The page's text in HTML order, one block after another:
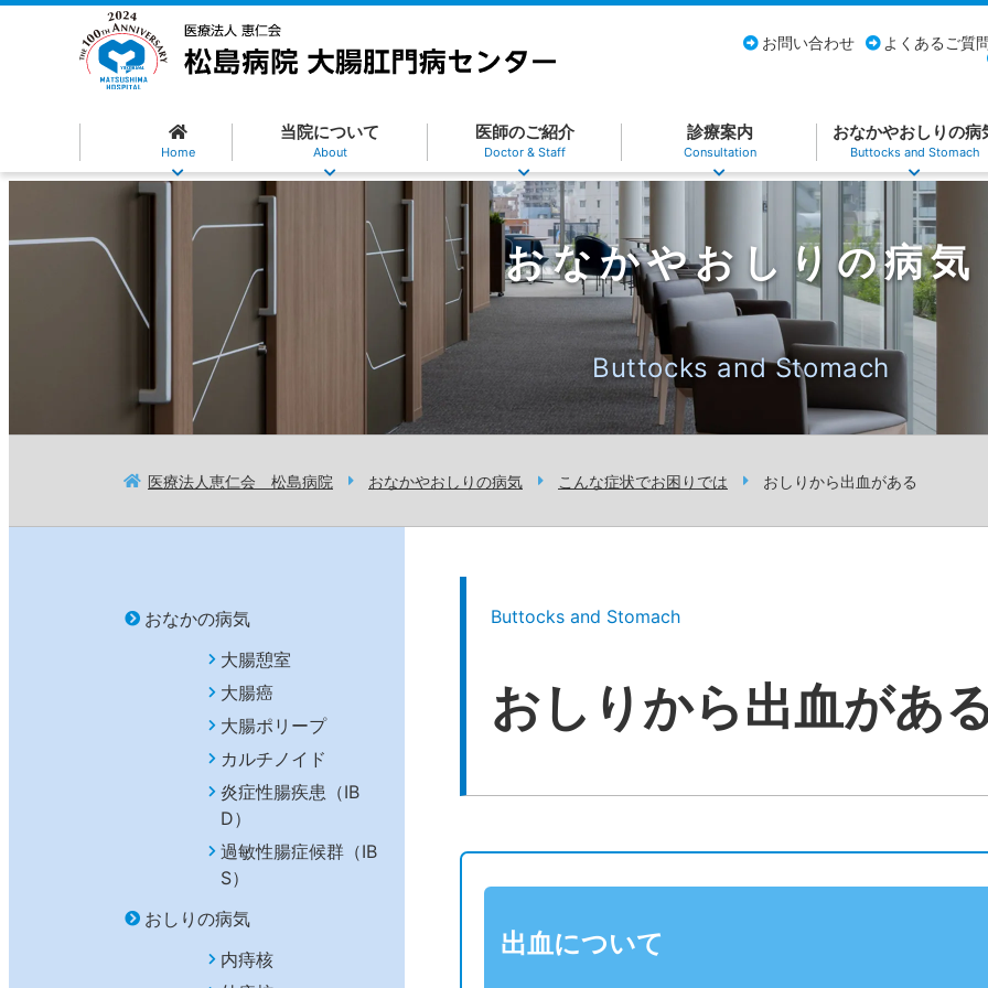
お問い合わせ よくあるご質
Home
当院について
About
医師のご紹介
Doctor & Staff
診療案内
Consultation
おなかやおしりの病
Buttocks and Stomach
おなかやおしりの病気
Buttocks and Stomach
医療法人恵仁会 松島病院 おなかやおしりの病気 こんな症状でお困りでは おしりから出血がある
Buttocks and Stomach
おしりから出血があ
出血について
おなかの病気
大腸憩室
大腸癌
大腸ポリープ
カルチノイド
炎症性腸疾患（IB
D）
過敏性腸症候群（IB
S）
おしりの病気
内痔核